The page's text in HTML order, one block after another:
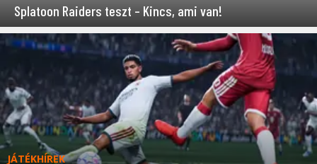
Splatoon Raiders teszt – Kincs, ami van!
JÁTÉKHÍREK